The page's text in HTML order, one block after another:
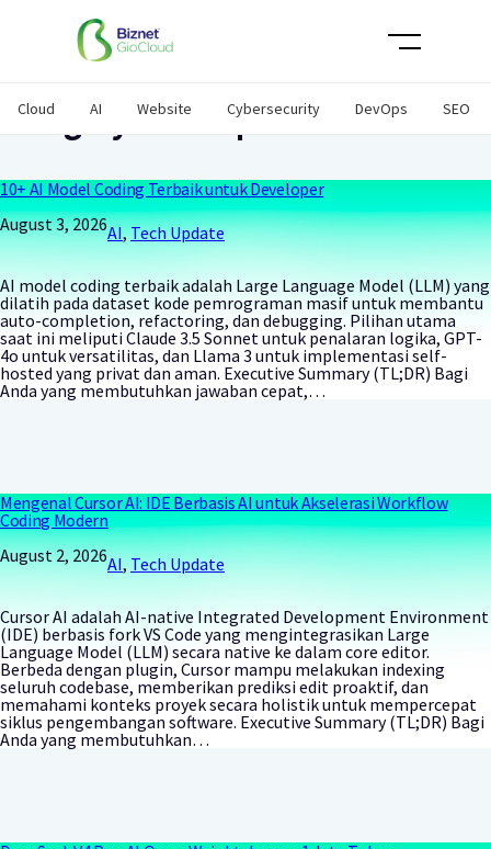
Cloud AI Website Cybersecurity DevOps SEO
Category:Tech Update
10+ AI Model Coding Terbaik untuk Developer
August 3, 2026AI, Tech Update
AI model coding terbaik adalah Large Language Model (LLM) yang
dilatih pada dataset kode pemrograman masif untuk membantu
auto-completion, refactoring, dan debugging. Pilihan utama
saat ini meliputi Claude 3.5 Sonnet untuk penalaran logika, GPT-
4o untuk versatilitas, dan Llama 3 untuk implementasi self-
hosted yang privat dan aman. Executive Summary (TL;DR) Bagi
Anda yang membutuhkan jawaban cepat,…
Mengenal Cursor AI: IDE Berbasis AI untuk Akselerasi Workflow
Coding Modern
August 2, 2026AI, Tech Update
Cursor AI adalah AI-native Integrated Development Environment
(IDE) berbasis fork VS Code yang mengintegrasikan Large
Language Model (LLM) secara native ke dalam core editor.
Berbeda dengan plugin, Cursor mampu melakukan indexing
seluruh codebase, memberikan prediksi edit proaktif, dan
memahami konteks proyek secara holistik untuk mempercepat
siklus pengembangan software. Executive Summary (TL;DR) Bagi
Anda yang membutuhkan…